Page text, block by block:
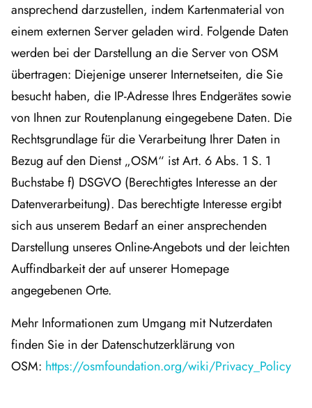
ansprechend darzustellen, indem Kartenmaterial von
einem externen Server geladen wird. Folgende Daten
werden bei der Darstellung an die Server von OSM
übertragen: Diejenige unserer Internetseiten, die Sie
besucht haben, die IP-Adresse Ihres Endgerätes sowie
von Ihnen zur Routenplanung eingegebene Daten. Die
Rechtsgrundlage für die Verarbeitung Ihrer Daten in
Bezug auf den Dienst „OSM“ ist Art. 6 Abs. 1 S. 1
Buchstabe f) DSGVO (Berechtigtes Interesse an der
Datenverarbeitung). Das berechtigte Interesse ergibt
sich aus unserem Bedarf an einer ansprechenden
Darstellung unseres Online-Angebots und der leichten
Auffindbarkeit der auf unserer Homepage
angegebenen Orte.
Mehr Informationen zum Umgang mit Nutzerdaten
finden Sie in der Datenschutzerklärung von
OSM: https://osmfoundation.org/wiki/Privacy_Policy